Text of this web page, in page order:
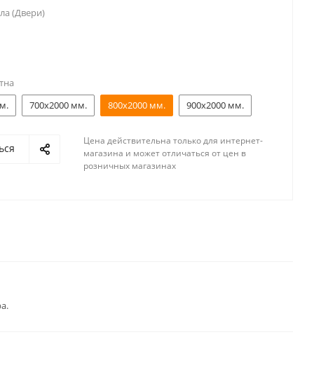
(Двери)
700x2000 мм. 800x2000 мм. 900x2000 мм.
Цена действительна только для интернет-
магазина и может отличаться от цен в
розничных магазинах